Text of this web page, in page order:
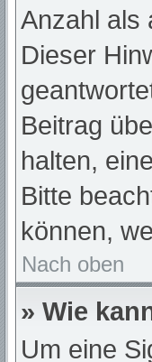
Anzahl als
Dieser
Beitrag
halten,
Bitte
können,
Nach oben
» Wie
Um eine